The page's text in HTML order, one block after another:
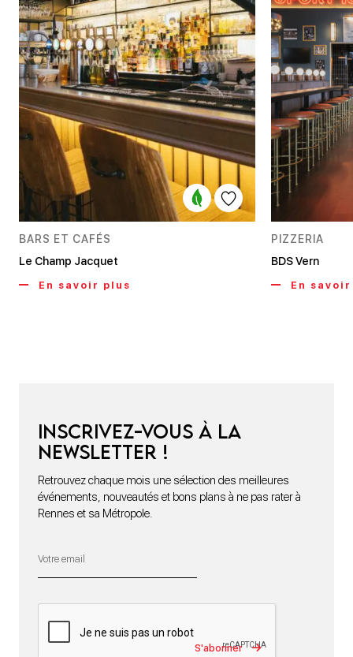
BARS ET CAFÉS
Le Champ Jacquet
En savoir plus
PIZZERIA
BDS Vern
En
Inscrivez-vous à la
newsletter !
Retrouvez chaque mois une sélection des meilleures
événements, nouveautés et bons plans à ne pas rater à
Rennes et sa Métropole.
S'abonner